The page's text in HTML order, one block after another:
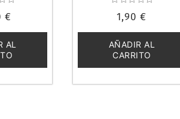
€
AL
con
de
5
1,90€
AÑADIR AL
CARRITO